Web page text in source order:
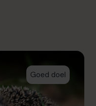
Goed doel